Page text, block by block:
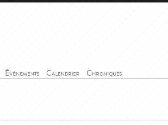
Événements Calendrier Chroniques